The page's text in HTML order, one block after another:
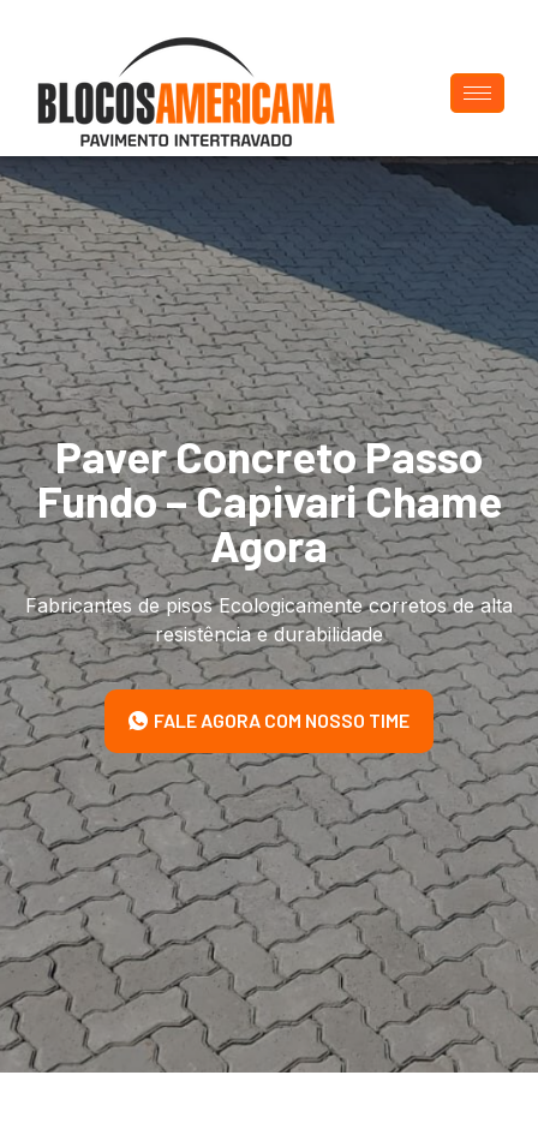
Paver Concreto Passo
Fundo – Capivari Chame
Agora
Fabricantes de pisos Ecologicamente corretos de alta
resistência e durabilidade
FALE AGORA COM NOSSO TIME